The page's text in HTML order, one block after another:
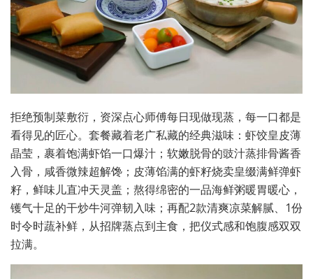
拒绝预制菜敷衍，资深点心师傅每日现做现蒸，每一口都是
看得见的匠心。套餐藏着老广私藏的经典滋味：虾饺皇皮薄
晶莹，裹着饱满虾馅一口爆汁；软嫩脱骨的豉汁蒸排骨酱香
入骨，咸香微辣超解馋；皮薄馅满的虾籽烧卖皇缀满鲜弹虾
籽，鲜味儿直冲天灵盖；熬得绵密的一品海鲜粥暖胃暖心，
镬气十足的干炒牛河弹韧入味；再配2款清爽凉菜解腻、1份
时令时蔬补鲜，从招牌蒸点到主食，把仪式感和饱腹感双双
拉满。